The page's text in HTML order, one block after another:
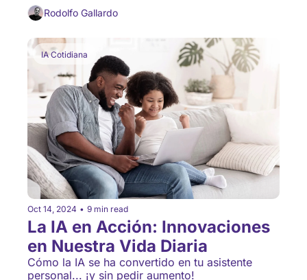
Rodolfo Gallardo
IA Cotidiana
Oct 14, 2024 • 9 min read
La IA en Acción: Innovaciones
en Nuestra Vida Diaria
Cómo la IA se ha convertido en tu asistente
personal... ¡y sin pedir aumento!